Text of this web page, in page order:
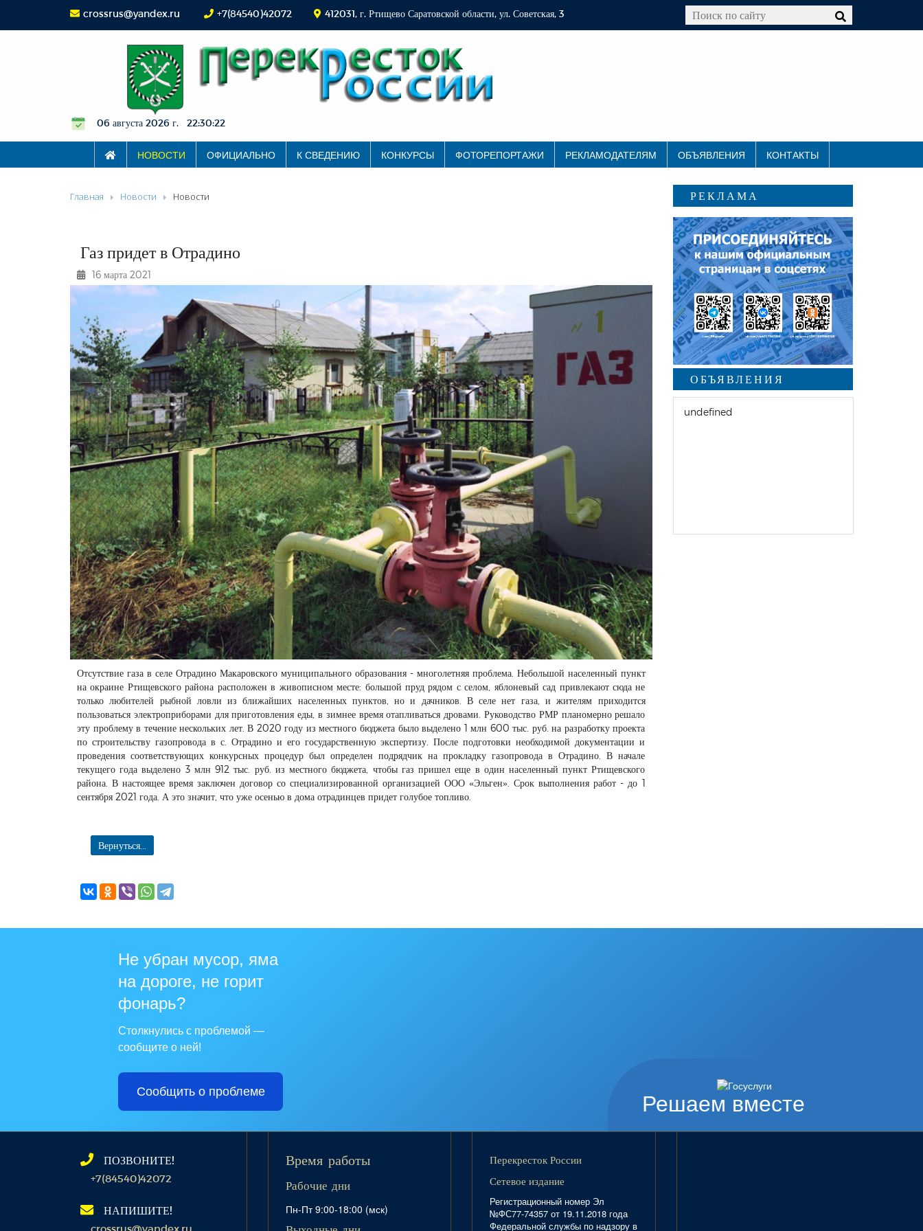
crossrus@yandex.ru +7(84540)42072 412031, г. Ртищево Саратовской области, ул. Советская, 3
06 августа 2026 г. 22:30:23
НОВОСТИ ОФИЦИАЛЬНО К СВЕДЕНИЮ КОНКУРСЫ ФОТОРЕПОРТАЖИ РЕКЛАМОДАТЕЛЯМ ОБЪЯВЛЕНИЯ КОНТАКТЫ
Главная Новости Новости
Газ придет в Отрадино
16 марта 2021
Отсутствие газа в селе Отрадино Макаровского муниципального образования - многолетняя проблема. Небольшой населенный пункт
на окраине Ртищевского района расположен в живописном месте: большой пруд рядом с селом, яблоневый сад привлекают сюда не
только любителей рыбной ловли из ближайших населенных пунктов, но и дачников. В селе нет газа, и жителям приходится
пользоваться электроприборами для приготовления еды, в зимнее время отапливаться дровами. Руководство РМР планомерно решало
эту проблему в течение нескольких лет. В 2020 году из местного бюджета было выделено 1 млн 600 тыс. руб. на разработку проекта
по строительству газопровода в с. Отрадино и его государственную экспертизу. После подготовки необходимой документации и
проведения соответствующих конкурсных процедур был определен подрядчик на прокладку газопровода в Отрадино. В начале
текущего года выделено 3 млн 912 тыс. руб. из местного бюджета, чтобы газ пришел еще в один населенный пункт Ртищевского
района. В настоящее время заключен договор со специализированной организацией ООО «Эльген». Срок выполнения работ - до 1
сентября 2021 года. А это значит, что уже осенью в дома отрадинцев придет голубое топливо.
Вернуться...
РЕКЛАМА
ОБЪЯВЛЕНИЯ
undefined
Решаем вместе
Не убран мусор, яма
на дороге, не горит
фонарь?
Столкнулись с проблемой —
сообщите о ней!
Сообщить о проблеме
ПОЗВОНИТЕ!
+7(84540)42072
НАПИШИТЕ!
crossrus@yandex.ru
Время работы
Рабочие дни
Пн-Пт 9:00-18:00 (мск)
Перекресток России
Сетевое издание
Регистрационный номер Эл
№ФС77-74357 от 19.11.2018 года
Федеральной службы по надзору в